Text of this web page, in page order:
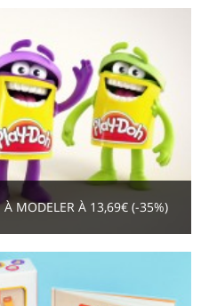
À MODELER À 13,69€ (-35%)